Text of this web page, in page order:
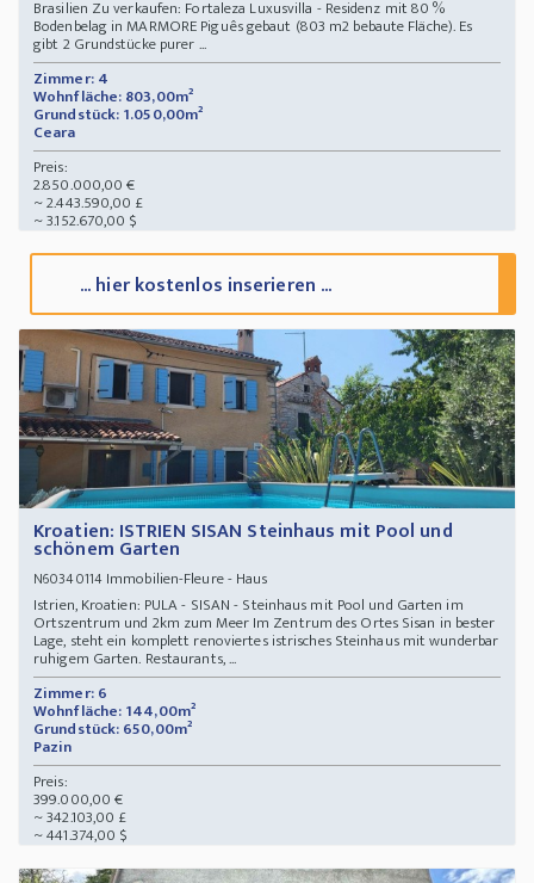
Brasilien Zu verkaufen: Fortaleza Luxusvilla - Residenz mit 80 %
Bodenbelag in MARMORE Piguês gebaut (803 m2 bebaute Fläche). Es
gibt 2 Grundstücke purer ...
Zimmer: 4
Wohnfläche: 803,00m²
Grundstück: 1.050,00m²
Ceara
Preis:
2.850.000,00 €
~ 2.443.590,00 £
~ 3.152.670,00 $
... hier kostenlos inserieren ...
Kroatien: ISTRIEN SISAN Steinhaus mit Pool und
schönem Garten
N60340114Immobilien-Fleure - Haus
Istrien, Kroatien: PULA - SISAN - Steinhaus mit Pool und Garten im
Ortszentrum und 2km zum Meer Im Zentrum des Ortes Sisan in bester
Lage, steht ein komplett renoviertes istrisches Steinhaus mit wunderbar
ruhigem Garten. Restaurants, ...
Zimmer: 6
Wohnfläche: 144,00m²
Grundstück: 650,00m²
Pazin
Preis:
399.000,00 €
~ 342.103,00 £
~ 441.374,00 $